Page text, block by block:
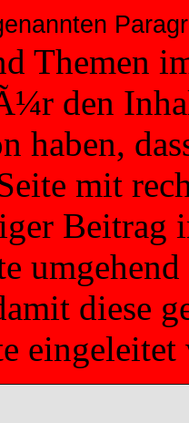
Themen
den
haben,
mit
Beitrag
diese